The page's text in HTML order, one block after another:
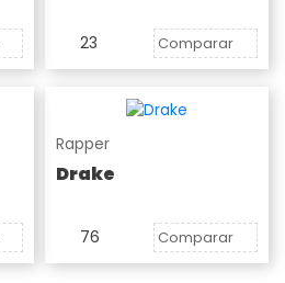
23 Comparar
Rapper
Drake
76 Comparar